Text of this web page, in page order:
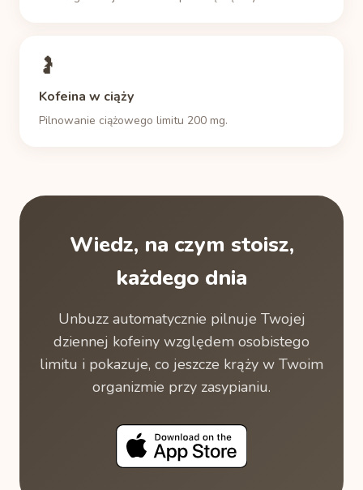
🤰
Kofeina w ciąży
Pilnowanie ciążowego limitu 200 mg.
Wiedz, na czym stoisz,
każdego dnia
Unbuzz automatycznie pilnuje Twojej
dziennej kofeiny względem osobistego
limitu i pokazuje, co jeszcze krąży w Twoim
organizmie przy zasypianiu.